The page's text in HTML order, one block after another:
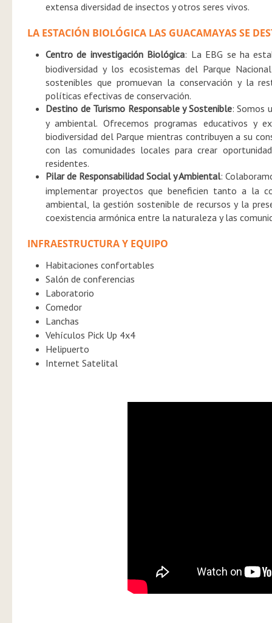
extensa diversidad de insectos y otros seres vivos.
LA ESTACIÓN BIOLÓGICA LAS GUACAMAYAS SE
Centro de investigación Biológica: La EBG se ha
biodiversidad y los ecosistemas del Parque
sostenibles que promuevan la conservación y la
políticas efectivas de conservación.
Destino de Turismo Responsable y Sostenible: Somos
y ambiental. Ofrecemos programas educativos y
biodiversidad del Parque mientras contribuyen a su
con las comunidades locales para crear
residentes.
Pilar de Responsabilidad Social y Ambiental:
implementar proyectos que beneficien tanto a la
ambiental, la gestión sostenible de recursos y la
coexistencia armónica entre la naturaleza y las
INFRAESTRUCTURA Y EQUIPO
Habitaciones confortables
Salón de conferencias
Laboratorio
Comedor
Lanchas
Vehículos Pick Up 4x4
Helipuerto
Internet Satelital